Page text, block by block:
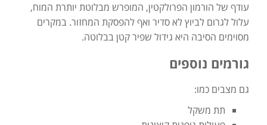
עודף של הורמון הפרולקטין, המופרש מבלוטת יותרת המוח,
עלול לגרום לביוץ לא סדיר ואף להפסקת המחזור. במקרים
מסוימים הסיבה היא גידול שפיר קטן בבלוטה.
גורמים נוספים
גם מצבים כמו:
תת משקל